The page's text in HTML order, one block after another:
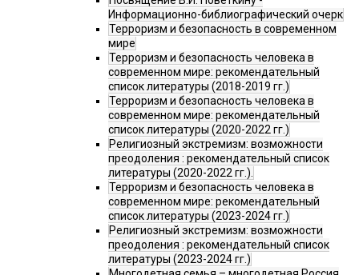
Информационно-библиографический очерк
Терроризм и безопасность в современном
мире
Терроризм и безопасность человека в
современном мире: рекомендательный
список литературы (2018-2019 гг.)
Терроризм и безопасность человека в
современном мире: рекомендательный
список литературы (2020-2022 гг.)
Религиозный экстремизм: возможности
преодоления : рекомендательный список
литературы (2020-2022 гг.).
Терроризм и безопасность человека в
современном мире: рекомендательный
список литературы (2023-2024 гг.)
Религиозный экстремизм: возможности
преодоления : рекомендательный список
литературы (2023-2024 гг.)